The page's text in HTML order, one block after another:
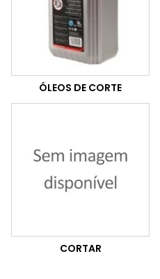
ÓLEOS DE CORTE
CORTAR